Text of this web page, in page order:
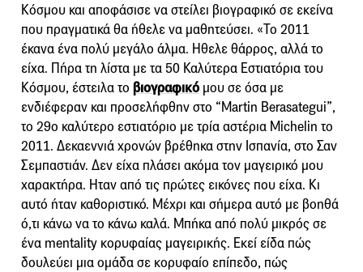
Κόσμου και αποφάσισε να στείλει βιογραφικό σε εκείνα
που πραγματικά θα ήθελε να μαθητεύσει. «Το 2011
έκανα ένα πολύ μεγάλο άλμα. Ηθελε θάρρος, αλλά το
είχα. Πήρα τη λίστα με τα 50 Καλύτερα Εστιατόρια του
Κόσμου, έστειλα το βιογραφικό μου σε όσα με
ενδιέφεραν και προσελήφθην στο “Martin Berasategui”,
το 29ο καλύτερο εστιατόριο με τρία αστέρια Michelin το
2011. Δεκαεννιά χρονών βρέθηκα στην Ισπανία, στο Σαν
Σεμπαστιάν. Δεν είχα πλάσει ακόμα τον μαγειρικό μου
χαρακτήρα. Ηταν από τις πρώτες εικόνες που είχα. Κι
αυτό ήταν καθοριστικό. Μέχρι και σήμερα αυτό με βοηθά
ό,τι κάνω να το κάνω καλά. Μπήκα από πολύ μικρός σε
ένα mentality κορυφαίας μαγειρικής. Εκεί είδα πώς
δουλεύει μια ομάδα σε κορυφαίο επίπεδο, πώς